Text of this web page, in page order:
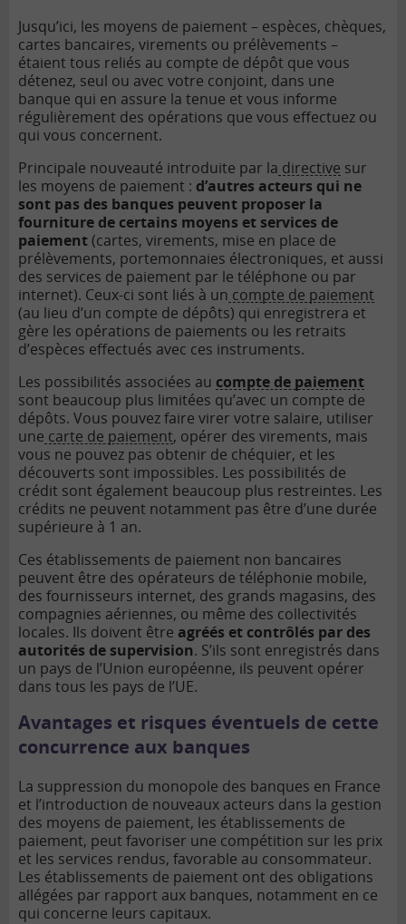
Jusqu’ici, les moyens de paiement – espèces, chèques,
cartes bancaires, virements ou prélèvements –
étaient tous reliés au compte de dépôt que vous
détenez, seul ou avec votre conjoint, dans une
banque qui en assure la tenue et vous informe
régulièrement des opérations que vous effectuez ou
qui vous concernent.
Principale nouveauté introduite par la directive sur
les moyens de paiement : d’autres acteurs qui ne
sont pas des banques peuvent proposer la
fourniture de certains moyens et services de
paiement(cartes, virements, mise en place de
prélèvements, portemonnaies électroniques, et aussi
des services de paiement par le téléphone ou par
internet). Ceux-ci sont liés à un compte de paiement
(au lieu d’un compte de dépôts) qui enregistrera et
gère les opérations de paiements ou les retraits
d’espèces effectués avec ces instruments.
Les possibilités associées au compte de paiement
sont beaucoup plus limitées qu’avec un compte de
dépôts. Vous pouvez faire virer votre salaire, utiliser
une carte de paiement, opérer des virements, mais
vous ne pouvez pas obtenir de chéquier, et les
découverts sont impossibles. Les possibilités de
crédit sont également beaucoup plus restreintes. Les
crédits ne peuvent notamment pas être d’une durée
supérieure à 1 an.
Ces établissements de paiement non bancaires
peuvent être des opérateurs de téléphonie mobile,
des fournisseurs internet, des grands magasins, des
compagnies aériennes, ou même des collectivités
locales. Ils doivent être agréés et contrôlés par des
autorités de supervision. S’ils sont enregistrés dans
un pays de l’Union européenne, ils peuvent opérer
dans tous les pays de l’UE.
Avantages et risques éventuels de cette
concurrence aux banques
La suppression du monopole des banques en France
et l’introduction de nouveaux acteurs dans la gestion
des moyens de paiement, les établissements de
paiement, peut favoriser une compétition sur les prix
et les services rendus, favorable au consommateur.
Les établissements de paiement ont des obligations
allégées par rapport aux banques, notamment en ce
qui concerne leurs capitaux.